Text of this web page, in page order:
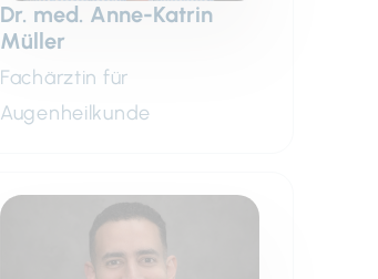
Dr. med. Anne-Katrin
Müller
Fachärztin für
Augenheilkunde